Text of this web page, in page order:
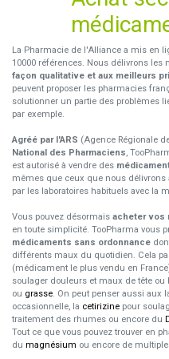
La Pharmacie de l'Alliance a mis en
10000 références. Nous délivrons les
façon qualitative et aux meilleurs
peuvent proposer les pharmacies
solutionner un partie des problèmes
par exemple.
Agréé par l'ARS (Agence Régionale
National des Pharmaciens,
est autorisé à vendre des
mêmes que ceux que nous
par les laboratoires habituels avec la
Vous pouvez désormais acheter vos
en toute simplicité. TooPharma vous
médicaments sans ordonnance
différents maux du quotidien. Cela
(médicament le plus vendu en
soulager douleurs et maux de tête
ou grasse. On peut penser aussi aux
occasionnelle, la cetirizine pour
traitement des rhumes ou encore du
Tout ce que vous pouvez trouver en
du magnésium ou encore de